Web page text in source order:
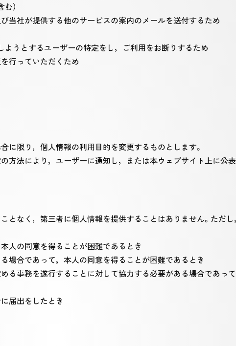
）
当社が提供する他のサービスの案内のメールを送付するため
うとするユーザーの特定をし，ご利用をお断りするため
行っていただくため
限り，個人情報の利用目的を変更するものとします。
法により，ユーザーに通知し，または本ウェブサイト上に公表
となく，第三者に個人情報を提供することはありません。ただ
人の同意を得ることが困難であるとき
場合であって，本人の同意を得ることが困難であるとき
る事務を遂行することに対して協力する必要がある場合であっ
届出をしたとき